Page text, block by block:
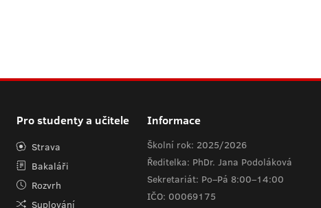
Pro studenty a učitele
Strava
Bakaláři
Rozvrh
Suplování
Informace
Školní rok: 2025/2026
Ředitelka: PhDr. Jana Podoláková
Sekretariát: Po–Pá 8:00–14:00
IČO: 00069175